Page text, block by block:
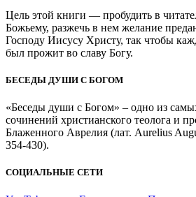
Цель этой книги — пробудить в
Божьему, разжечь в нем желание
Господу Иисусу Христу, так чтобы
был прожит во славу Богу.
БЕСЕДЫ ДУШИ С БОГОМ
«Беседы души с Богом» – одно из
сочинений христианского теолога и
Блаженного Аврелия (лат. Aurelius
354-430).
СОЦИАЛЬНЫЕ СЕТИ